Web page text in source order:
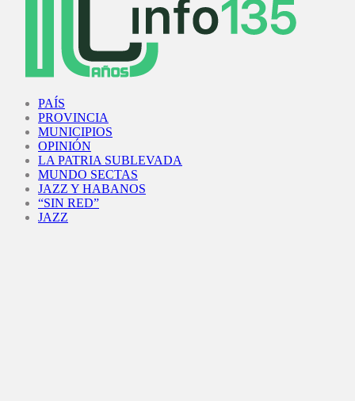
PAÍS
PROVINCIA
MUNICIPIOS
OPINIÓN
LA PATRIA SUBLEVADA
MUNDO SECTAS
JAZZ Y HABANOS
“SIN RED”
JAZZ